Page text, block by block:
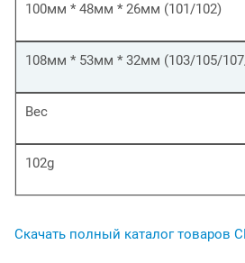
100мм * 48мм * 26мм (101/102)
108мм * 53мм * 32мм (103/105/
Вес
102g
Скачать полный каталог товаров